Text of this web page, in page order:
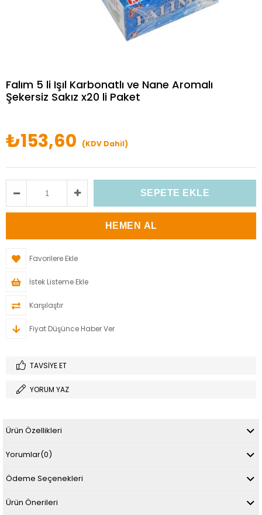
Falım 5 li Işıl Karbonatlı ve Nane Aromalı
Şekersiz Sakız x20 li Paket
₺153,60 (KDV Dahil)
Favorilere Ekle
İstek Listeme Ekle
Karşılaştır
Fiyat Düşünce Haber Ver
TAVSIYE ET
YORUM YAZ
Ürün Özellikleri
Yorumlar(0)
Ödeme Seçenekleri
Ürün Önerileri